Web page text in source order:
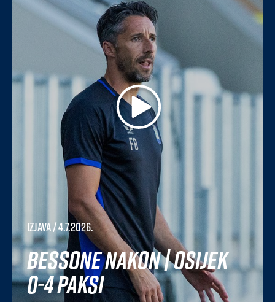
Izjava/ 4.7.2026.
Bessone nakon | Osijek
0-4 Paksi